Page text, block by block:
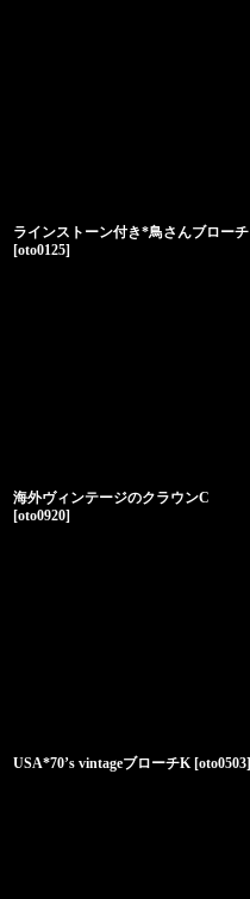
ラインストーン付き*鳥さんブローチ
[oto0125]
海外ヴィンテージのクラウンC
[oto0920]
USA*70’s vintageブローチK [oto0503]